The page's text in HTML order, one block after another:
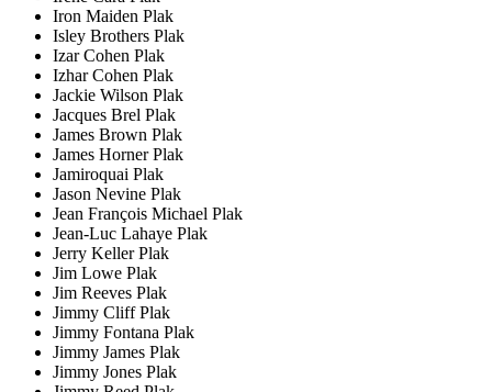
Iron Maiden Plak
Isley Brothers Plak
Izar Cohen Plak
Izhar Cohen Plak
Jackie Wilson Plak
Jacques Brel Plak
James Brown Plak
James Horner Plak
Jamiroquai Plak
Jason Nevine Plak
Jean François Michael Plak
Jean-Luc Lahaye Plak
Jerry Keller Plak
Jim Lowe Plak
Jim Reeves Plak
Jimmy Cliff Plak
Jimmy Fontana Plak
Jimmy James Plak
Jimmy Jones Plak